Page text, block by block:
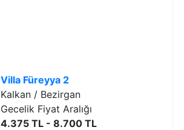
Villa Füreyya 2
Kalkan / Bezirgan
Gecelik Fiyat Aralığı
4.375 TL - 8.700 TL